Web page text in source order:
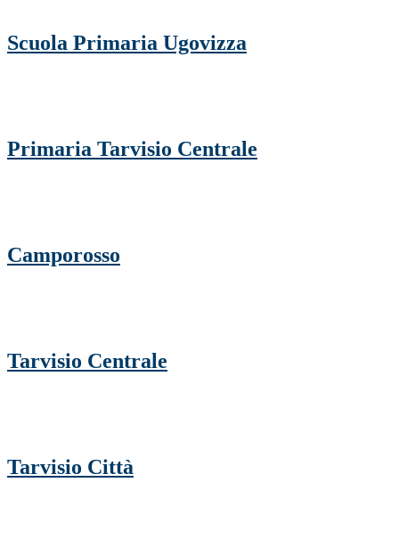
Scuola Primaria Ugovizza
Primaria Tarvisio Centrale
Camporosso
Tarvisio Centrale
Tarvisio Città